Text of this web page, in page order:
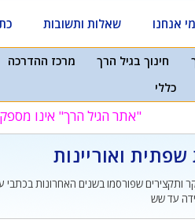
מי אנחנו שאלות ותשובות
חינוך בגיל הרך מרכז ההדרכה
כללי
"אתר הגיל הרך" אינו
ואוריינות
ותקצירים שפורסמו בשנים האחרונות
עד שש